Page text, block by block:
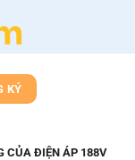
KÝ
CỦA ĐIỆN ÁP 188V